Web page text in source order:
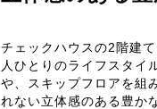
チェックハウスの2階建
人ひとりのライフスタイ
や、スキップフロアを組
れない立体感のある豊か